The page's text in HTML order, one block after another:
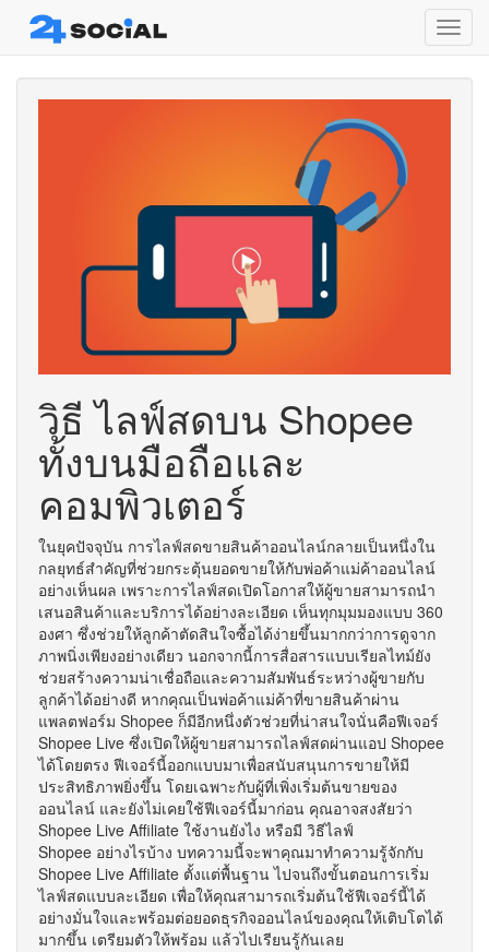
วิธี ไลฟ์สดบน Shopee
ทั้งบนมือถือและ
คอมพิวเตอร์
ในยุคปัจจุบัน การไลฟ์สดขายสินค้าออนไลน์กลายเป็นหนึ่งใน
กลยุทธ์สำคัญที่ช่วยกระตุ้นยอดขายให้กับพ่อค้าแม่ค้าออนไลน์
อย่างเห็นผล เพราะการไลฟ์สดเปิดโอกาสให้ผู้ขายสามารถนำ
เสนอสินค้าและบริการได้อย่างละเอียด เห็นทุกมุมมองแบบ 360
องศา ซึ่งช่วยให้ลูกค้าตัดสินใจซื้อได้ง่ายขึ้นมากกว่าการดูจาก
ภาพนิ่งเพียงอย่างเดียว นอกจากนี้การสื่อสารแบบเรียลไทม์ยัง
ช่วยสร้างความน่าเชื่อถือและความสัมพันธ์ระหว่างผู้ขายกับ
ลูกค้าได้อย่างดี หากคุณเป็นพ่อค้าแม่ค้าที่ขายสินค้าผ่าน
แพลตฟอร์ม Shopee ก็มีอีกหนึ่งตัวช่วยที่น่าสนใจนั่นคือฟีเจอร์
Shopee Live ซึ่งเปิดให้ผู้ขายสามารถไลฟ์สดผ่านแอป Shopee
ได้โดยตรง ฟีเจอร์นี้ออกแบบมาเพื่อสนับสนุนการขายให้มี
ประสิทธิภาพยิ่งขึ้น โดยเฉพาะกับผู้ที่เพิ่งเริ่มต้นขายของ
ออนไลน์ และยังไม่เคยใช้ฟีเจอร์นี้มาก่อน คุณอาจสงสัยว่า
Shopee Live Affiliate ใช้งานยังไง หรือมี วิธีไลฟ์
Shopee อย่างไรบ้าง บทความนี้จะพาคุณมาทำความรู้จักกับ
Shopee Live Affiliate ตั้งแต่พื้นฐาน ไปจนถึงขั้นตอนการเริ่ม
ไลฟ์สดแบบละเอียด เพื่อให้คุณสามารถเริ่มต้นใช้ฟีเจอร์นี้ได้
อย่างมั่นใจและพร้อมต่อยอดธุรกิจออนไลน์ของคุณให้เติบโตได้
มากขึ้น เตรียมตัวให้พร้อม แล้วไปเรียนรู้กันเลย